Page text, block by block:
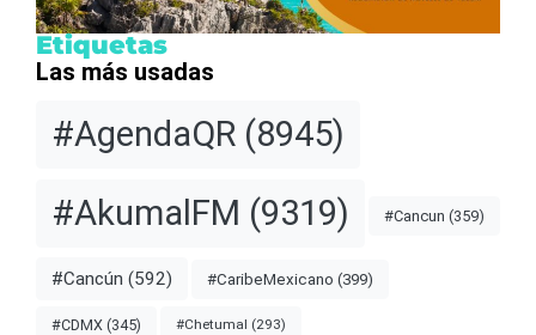
Etiquetas
Las más usadas
#AgendaQR (8945)
#AkumalFM (9319) #Cancun (359)
#Cancún (592) #CaribeMexicano (399)
#CDMX (345) #Chetumal (293)